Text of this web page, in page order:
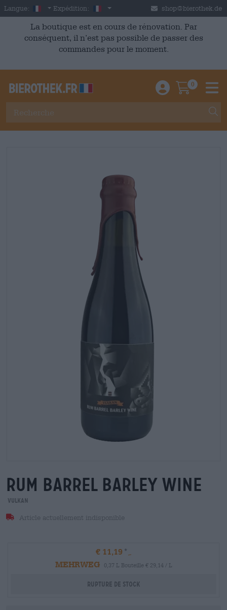
Skip to main content
Langue: French
Expédition: France shop@bierothek.de
La boutique est en cours de rénovation. Par
conséquent, il n’est pas possible de passer des
commandes pour le moment.
Einloggen /
0
rum barrel barley wine
Vulkan
Article actuellement indisponible
€ 11,19
MEHRWEG
0,37 L Bouteille € 29,14 / L
Rupture de stock